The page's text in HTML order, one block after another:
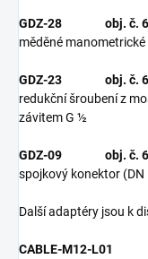
GDZ-28 obj. č.
měděné
GDZ-23 obj. č.
redukční šroubení z
závitem G ½
GDZ-09 obj. č.
spojkový konektor
Další adaptéry jsou k
CABLE-M12-L01